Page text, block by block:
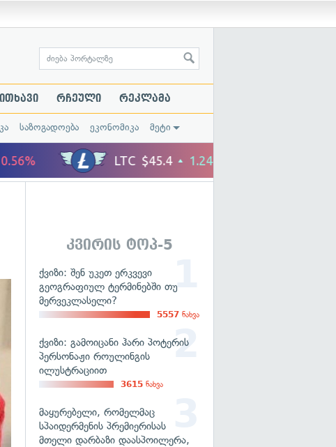
რჩეული რეკლამა
საზოგადოება ეკონომიკა მეტი
კვირის ტოპ-5
ქვიზი: შენ უკეთ ერკვევი
გეოგრაფიულ ტერმინებში თუ
მერვეკლასელი?
5557 ნახვა
ქვიზი: გამოიცანი ჰარი პოტერის
პერსონაჟი როულინგის
ილუსტრაციით
3615 ნახვა
მაყურებელი, რომელმაც
სპაიდერმენის პრემიერისას
მთელი დარბაზი დაასპოილერა,